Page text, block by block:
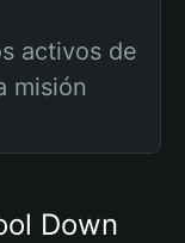
activos de
misión
Down